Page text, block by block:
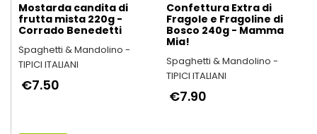
Mostarda candita di
frutta mista 220g -
Corrado Benedetti
Spaghetti & Mandolino -
TIPICI ITALIANI
€7.50
Confettura Extra di
Fragole e Fragoline di
Bosco 240g - Mamma
Mia!
Spaghetti & Mandolino -
TIPICI ITALIANI
€7.90